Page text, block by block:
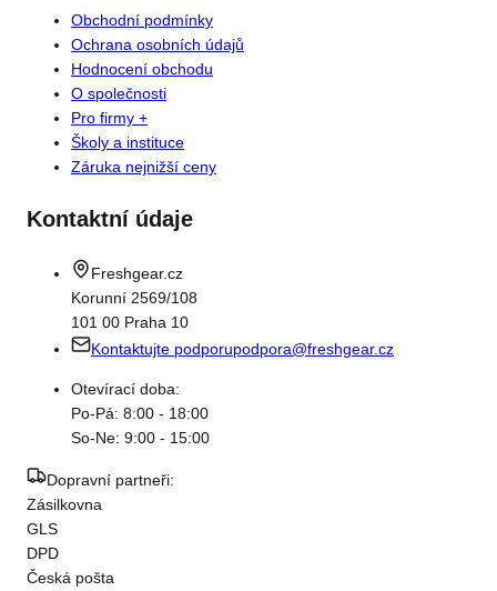
Obchodní podmínky
Ochrana osobních údajů
Hodnocení obchodu
O společnosti
Pro firmy +
Školy a instituce
Záruka nejnižší ceny
Kontaktní údaje
Freshgear.cz
Korunní 2569/108
101 00 Praha 10
Kontaktujte podporupodpora@freshgear.cz
Otevírací doba:
Po-Pá: 8:00 - 18:00
So-Ne: 9:00 - 15:00
Dopravní partneři:
Zásilkovna
GLS
DPD
Česká pošta